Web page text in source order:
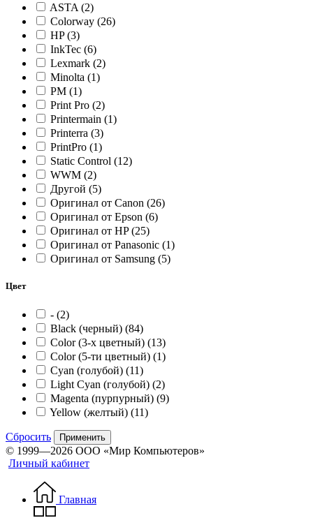
ASTA (2)
Colorway (26)
HP(3)
InkTec (6)
Lexmark (2)
Minolta (1)
PM (1)
Print Pro (2)
Printermain (1)
Printerra (3)
PrintPro (1)
Static Control (12)
WWM (2)
Другой (5)
Оригинал от Canon (26)
Оригинал от Epson (6)
Оригинал от HP(25)
Оригинал от Panasonic (1)
Оригинал от Samsung (5)
Цвет
- (2)
Black (черный) (84)
Color (3-x цветный) (13)
Color (5-ти цветный) (1)
Cyan (голубой) (11)
Light Cyan (голубой) (2)
Magenta (пурпурный) (9)
Yellow (желтый) (11)
Сбросить Применить
© 1999—2026 ООО «Мир Компьютеров»
Личный кабинет
Главная